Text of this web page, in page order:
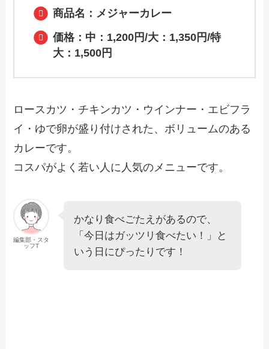
商品名：メジャーカレー
価格：中：1,200円/大：1,350円/特
大：1,500円
ロースカツ・チキンカツ・ウインナー・エビフラ
イ・ゆで卵が盛り付けされた、ボリュームのある
カレーです。
コスパがよく若い人に人気のメニューです。
編集部・スタ
ッフT
かなり食べごたえがあるので、
「今日はガッツリ食べたい！」と
いう日にぴったりです！